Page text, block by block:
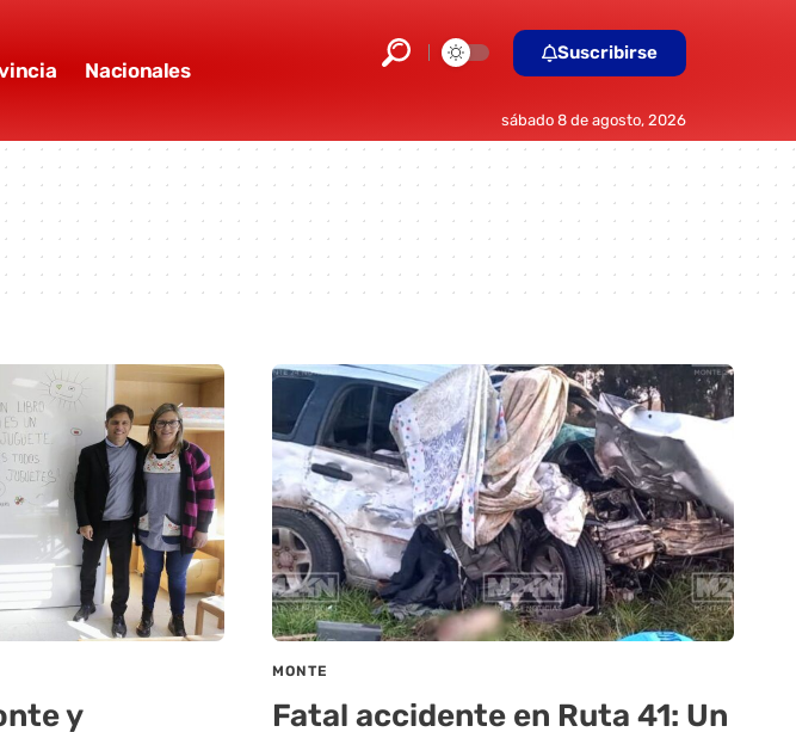
Nacionales
Suscribirse
sábado 8 de agosto, 2026
y
MONTE
Fatal accidente en Ruta 41: Un